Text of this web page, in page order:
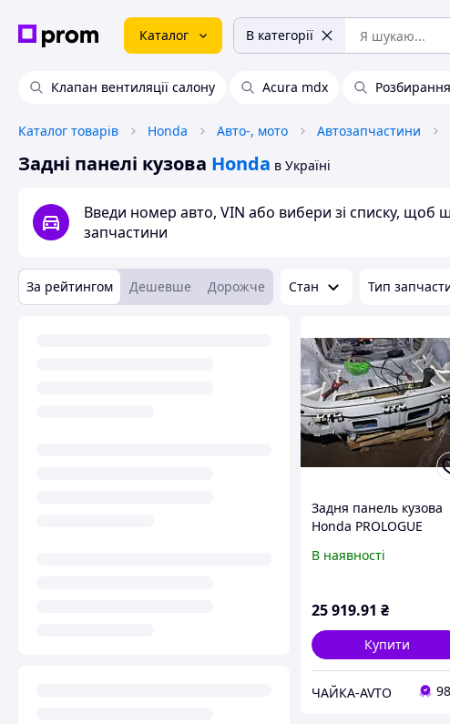
Каталог В категорії
Клапан вентиляції салону Acura mdx Розбирання
Каталог товарів Honda Авто-, мото Автозапчастини
Задні панелі кузова Honda в Україні
Введи номер авто, VIN або вибери зі списку, щоб
запчастини
За рейтингом Дешевше Дорожче Стан Тип
Задня панель кузова
Honda PROLOGUE
18860-9214
В наявності
25 919.91 ₴
Купити
ЧАЙКА-AVTO